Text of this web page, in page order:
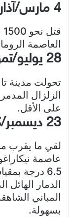
4 مارس/آذار 1977
العاصمة
28 يوليو/تموز 1976
تحولت مدينة
على الأقل.
23 ديسمبر/كانون الأول 1972
عاصمة
6.5 درجة
الدمار
المباني
بسهولة.